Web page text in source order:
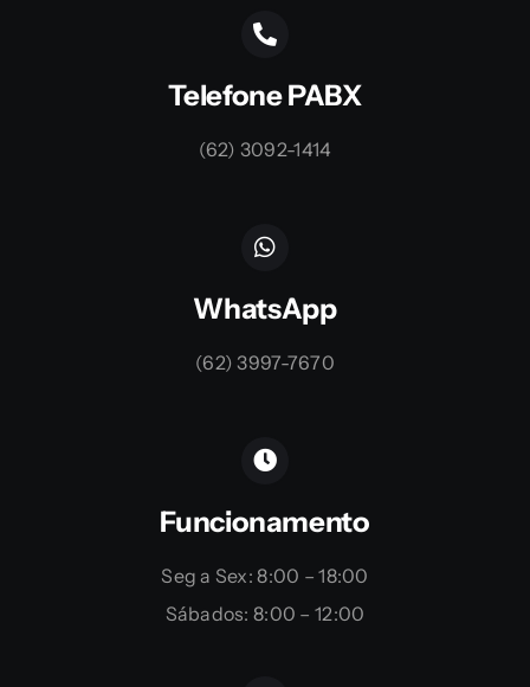
Telefone PABX
(62) 3092-1414
WhatsApp
(62) 3997-7670
Funcionamento
Seg a Sex: 8:00 – 18:00
Sábados: 8:00 – 12:00